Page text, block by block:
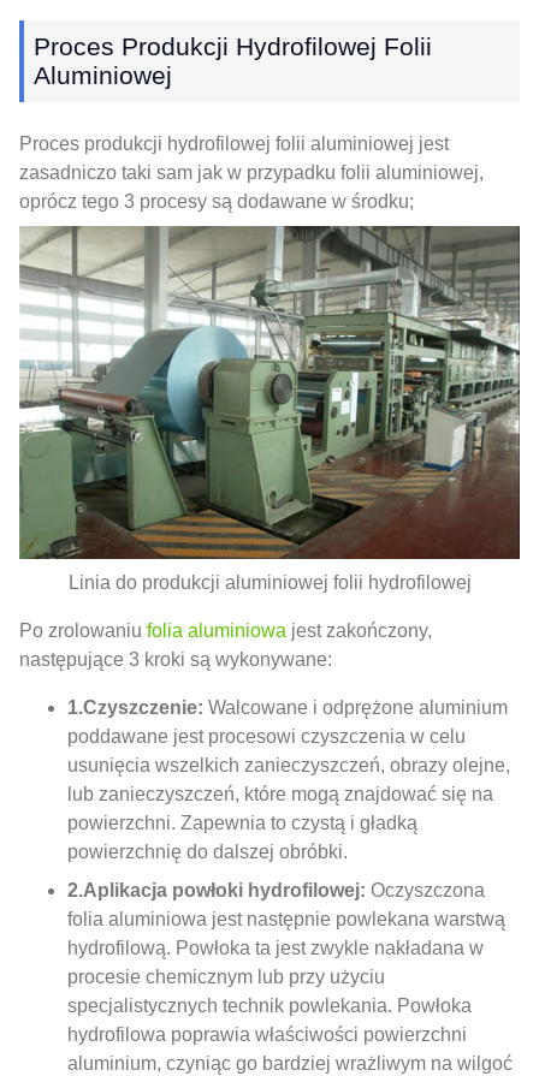
Proces Produkcji Hydrofilowej Folii
Aluminiowej
Proces produkcji hydrofilowej folii aluminiowej jest
zasadniczo taki sam jak w przypadku folii aluminiowej,
oprócz tego 3 procesy są dodawane w środku;
Linia do produkcji aluminiowej folii hydrofilowej
Po zrolowaniu folia aluminiowa jest zakończony,
następujące 3 kroki są wykonywane:
1.Czyszczenie: Walcowane i odprężone aluminium
poddawane jest procesowi czyszczenia w celu
usunięcia wszelkich zanieczyszczeń, obrazy olejne,
lub zanieczyszczeń, które mogą znajdować się na
powierzchni. Zapewnia to czystą i gładką
powierzchnię do dalszej obróbki.
2.Aplikacja powłoki hydrofilowej: Oczyszczona
folia aluminiowa jest następnie powlekana warstwą
hydrofilową. Powłoka ta jest zwykle nakładana w
procesie chemicznym lub przy użyciu
specjalistycznych technik powlekania. Powłoka
hydrofilowa poprawia właściwości powierzchni
aluminium, czyniąc go bardziej wrażliwym na wilgoć